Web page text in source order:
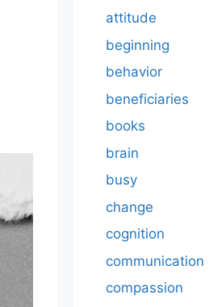
attitude
beginning
behavior
beneficiaries
books
brain
busy
change
cognition
communication
compassion